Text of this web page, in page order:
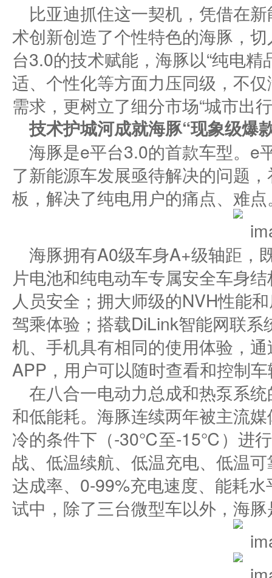
比亚迪抓住这一契机，凭借在
术创新创造了个性特色的海豚，
台3.0的技术赋能，海豚以“纯电
适、个性化等方面力压同级，不
需求，更树立了细分市场“城市出
技术护城河成就海豚“现象级爆
海豚是e平台3.0的首款车型。e
了新能源车发展亟待解决的问题
板，解决了纯电用户的痛点、难点
海豚拥有A0级车身A+级轴距，
片电池和纯电动车专属安全车身
人员安全；拥大师级的NVH性能
驾乘体验；搭载DiLink智能网联
机、手机具有相同的使用体验，
APP，用户可以随时查看和控制
在八合一电动力总成和热泵系
和低能耗。海豚连续两年被主流
冷的条件下（-30℃至-15℃）进
战、低温续航、低温充电、低温
达成率、0-99%充电速度、能耗
试中，除了三台微型车以外，海